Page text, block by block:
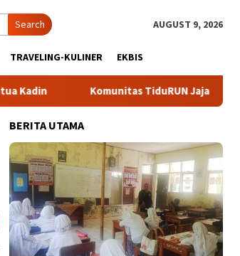
Search AUGUST 9, 2026
TRAVELING-KULINER EKBIS
Komunitas TiduRUN Jajal Jalur Baru
BERITA UTAMA